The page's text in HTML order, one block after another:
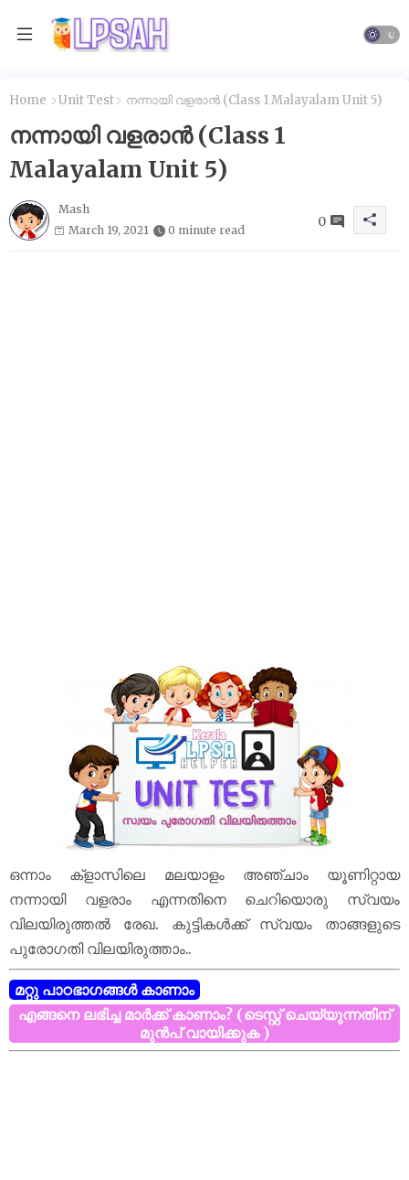
Home Unit Test നന്നായി വളരാൻ (Class 1 Malayalam Unit 5)
നന്നായി വളരാൻ (Class 1
Malayalam Unit 5)
Mash
March 19, 2021
0 minute read
0
ഒന്നാം ക്‌ളാസിലെ മലയാളം അഞ്ചാം യൂണിറ്റായ
നന്നായി വളരാം എന്നതിനെ ചെറിയൊരു സ്വയം
വിലയിരുത്തൽ രേഖ. കുട്ടികൾക്ക് സ്വയം താങ്ങളുടെ
പുരോഗതി വിലയിരുത്താം..
മറ്റു പാഠഭാഗങ്ങൾ കാണാം
എങ്ങനെ ലഭിച്ച മാർക്ക് കാണാം? (ടെസ്റ്റ് ചെയ്യുന്നതിന്
മുൻപ് വായിക്കുക )